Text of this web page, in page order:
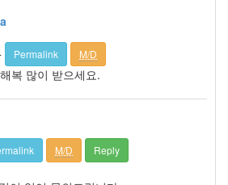
Permalink M/D
복 많이 받으세요.
M/D Reply